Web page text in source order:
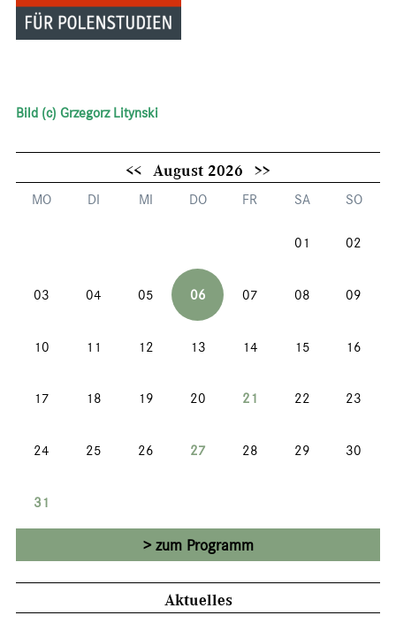
Bild (c) Grzegorz Litynski
<< August 2026 >>
MO DI MI DO FR SA SO
01 02
03 04 05 06 07 08 09
10 11 12 13 14 15 16
17 18 19 20 21 22 23
24 25 26 27 28 29 30
31
zum Programm
Aktuelles